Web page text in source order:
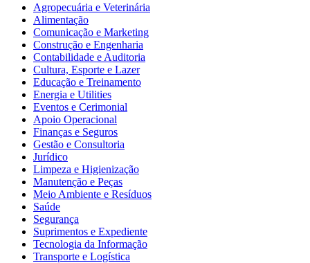
Agropecuária e Veterinária
Alimentação
Comunicação e Marketing
Construção e Engenharia
Contabilidade e Auditoria
Cultura, Esporte e Lazer
Educação e Treinamento
Energia e Utilities
Eventos e Cerimonial
Apoio Operacional
Finanças e Seguros
Gestão e Consultoria
Jurídico
Limpeza e Higienização
Manutenção e Peças
Meio Ambiente e Resíduos
Saúde
Segurança
Suprimentos e Expediente
Tecnologia da Informação
Transporte e Logística